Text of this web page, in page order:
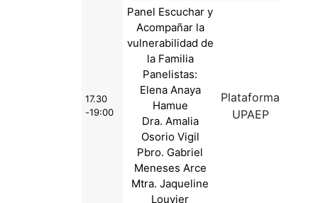
17.30
-19:00
Panel Escuchar y
Acompañar la
vulnerabilidad de
la Familia
Panelistas:
Elena Anaya
Hamue
Dra. Amalia
Osorio Vigil
Pbro. Gabriel
Meneses Arce
Mtra. Jaqueline
Louvier
Plataforma
UPAEP